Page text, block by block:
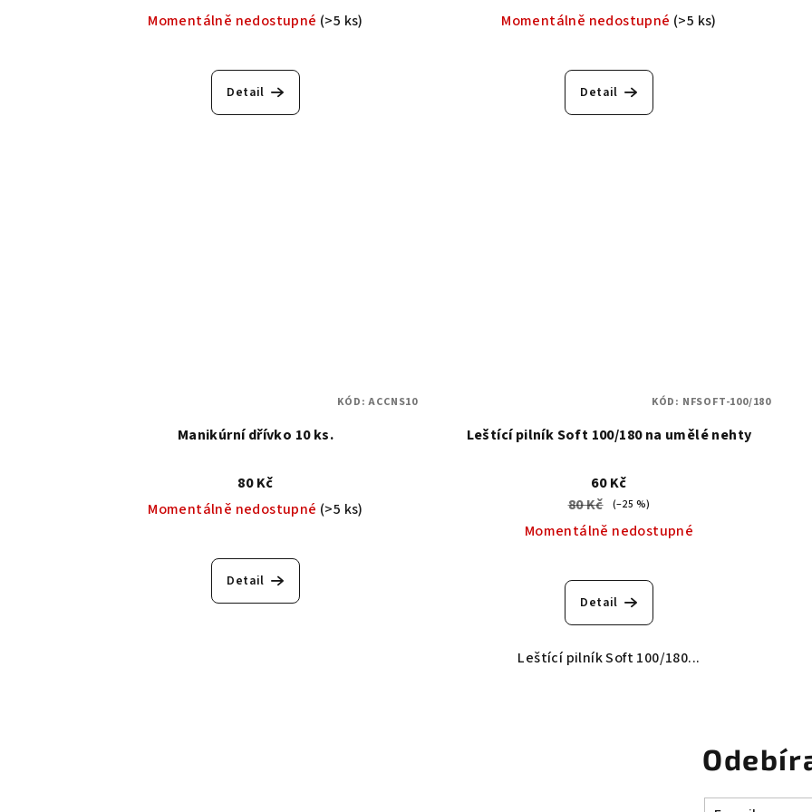
Momentálně nedostupné (>5 ks)
Detail
Momentálně nedostupné (>5 ks)
Detail
Manikúrní dřívko 10 ks.
80 Kč
Momentálně nedostupné (>5 ks)
Detail
KÓD:ACCNS10
Leštící pilník Soft 100/180 na umělé nehty
60 Kč
80 Kč
(–25 %)
Momentálně nedostupné
hodnocení
produktu
je
5,0
Detail
Leštící pilník Soft 100/180...
KÓD: NFSOFT-100/180